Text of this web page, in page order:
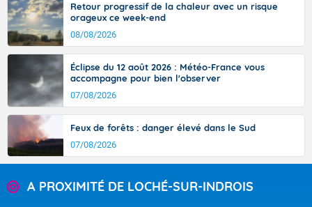
Retour progressif de la chaleur avec un risque
orageux ce week-end
08/08/2026
Éclipse du 12 août 2026 : Météo-France vous
accompagne pour bien l'observer
07/08/2026
Feux de forêts : danger élevé dans le Sud
07/08/2026
A PROXIMITÉ DE LOCHÉ-SUR-INDROIS